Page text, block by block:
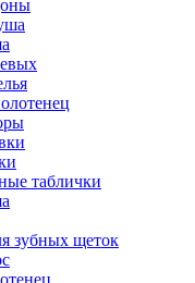
таблички
зубных щеток